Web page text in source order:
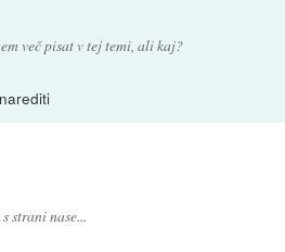
več pisat v tej temi, ali kaj?
strani nase...